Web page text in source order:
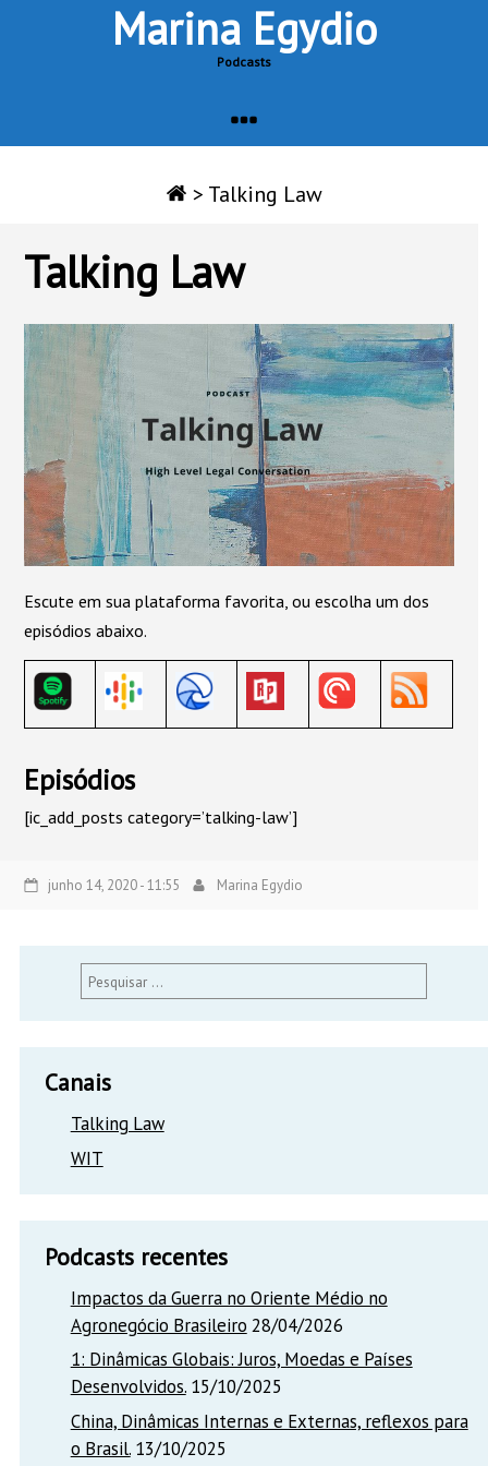
Marina Egydio
Podcasts
> Talking Law
por:
Canais
Talking Law
WIT
Podcasts recentes
Impactos da Guerra no Oriente Médio no
Agronegócio Brasileiro 28/04/2026
1: Dinâmicas Globais: Juros, Moedas e Países
Desenvolvidos. 15/10/2025
China, Dinâmicas Internas e Externas, reflexos para
o Brasil. 13/10/2025
Talking Law
Escute em sua plataforma favorita, ou escolha um dos
episódios abaixo.
Episódios
[ic_add_posts category=’talking-law’]
junho 14, 2020 - 11:55 Marina Egydio